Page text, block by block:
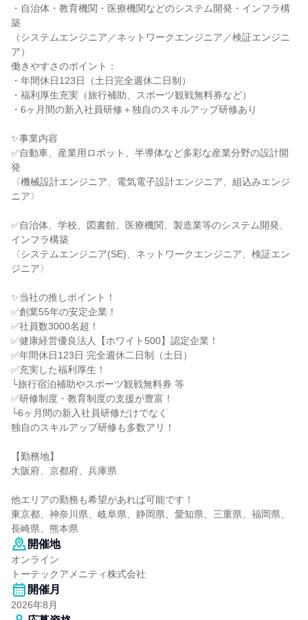
・自治体・教育機関・医療機関などのシステム開発・インフラ構
築
（システムエンジニア／ネットワークエンジニア／検証エンジニ
ア）
働きやすさのポイント：
・年間休日123日（土日完全週休二日制）
・福利厚生充実（旅行補助、スポーツ観戦無料券など）
・6ヶ月間の新入社員研修＋独自のスキルアップ研修あり
✨事業内容
✅自動車、産業用ロボット、半導体など多彩な産業分野の設計開
発
〈機械設計エンジニア、電気電子設計エンジニア、組込みエンジ
ニア〉
✅自治体、学校、図書館、医療機関、製造業等のシステム開発、
インフラ構築
〈システムエンジニア(SE)、ネットワークエンジニア、検証エン
ジニア〉
✨当社の推しポイント！
✅創業55年の安定企業！
✅社員数3000名超！
✅健康経営優良法人【ホワイト500】認定企業！
✅年間休日123日 完全週休二日制（土日）
✅充実した福利厚生！
└旅行宿泊補助やスポーツ観戦無料券 等
✅研修制度・教育制度の支援が豊富！
└6ヶ月間の新入社員研修だけでなく
独自のスキルアップ研修も多数アリ！
【勤務地】
大阪府、京都府、兵庫県
他エリアの勤務も希望があれば可能です！
東京都、神奈川県、岐阜県、静岡県、愛知県、三重県、福岡県、
長崎県、熊本県
開催地
オンライン
トーテックアメニティ株式会社
開催月
2026年8月